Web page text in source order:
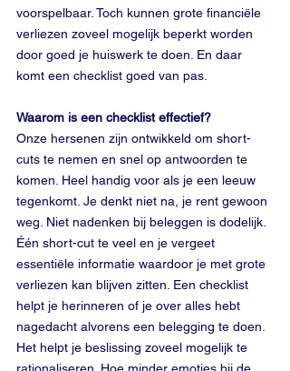
voorspelbaar. Toch kunnen grote financiële
verliezen zoveel mogelijk beperkt worden
door goed je huiswerk te doen. En daar
komt een checklist goed van pas.
Waarom is een checklist effectief?
Onze hersenen zijn ontwikkeld om short-
cuts te nemen en snel op antwoorden te
komen. Heel handig voor als je een leeuw
tegenkomt. Je denkt niet na, je rent gewoon
weg. Niet nadenken bij beleggen is dodelijk.
Één short-cut te veel en je vergeet
essentiële informatie waardoor je met grote
verliezen kan blijven zitten. Een checklist
helpt je herinneren of je over alles hebt
nagedacht alvorens een belegging te doen.
Het helpt je beslissing zoveel mogelijk te